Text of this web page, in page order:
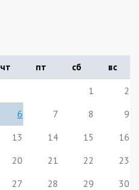
чт пт сб
вс
1
2
6 7 8
9
13 14 15
16
20 21 22
23
27 28 29
30